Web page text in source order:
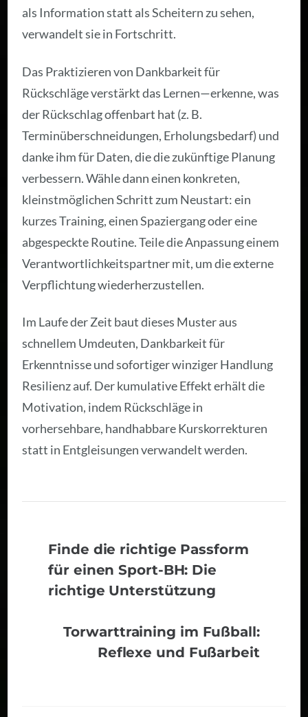
als Information statt als Scheitern zu sehen,
verwandelt sie in Fortschritt.
Das Praktizieren von Dankbarkeit für
Rückschläge verstärkt das Lernen—erkenne, was
der Rückschlag offenbart hat (z. B.
Terminüberschneidungen, Erholungsbedarf) und
danke ihm für Daten, die die zukünftige Planung
verbessern. Wähle dann einen konkreten,
kleinstmöglichen Schritt zum Neustart: ein
kurzes Training, einen Spaziergang oder eine
abgespeckte Routine. Teile die Anpassung einem
Verantwortlichkeitspartner mit, um die externe
Verpflichtung wiederherzustellen.
Im Laufe der Zeit baut dieses Muster aus
schnellem Umdeuten, Dankbarkeit für
Erkenntnisse und sofortiger winziger Handlung
Resilienz auf. Der kumulative Effekt erhält die
Motivation, indem Rückschläge in
vorhersehbare, handhabbare Kurskorrekturen
statt in Entgleisungen verwandelt werden.
Finde die richtige Passform
für einen Sport-BH: Die
richtige Unterstützung
Torwarttraining im Fußball:
Reflexe und Fußarbeit